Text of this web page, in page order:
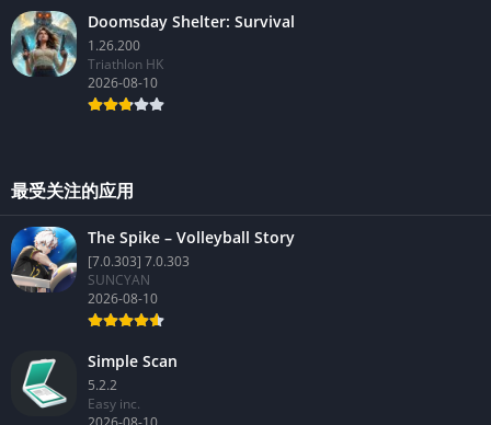
Doomsday Shelter: Survival
1.26.200
Triathlon HK
2026-08-10
最受关注的应用
The Spike – Volleyball Story
[7.0.303] 7.0.303
SUNCYAN
2026-08-10
Simple Scan
5.2.2
Easy inc.